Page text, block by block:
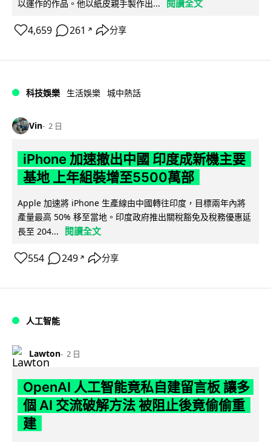
以運作的作品。他以紙皮親手製作出... 閱讀全文
4,659 261 ↗ 分享
科技娛樂 生活娛樂 城中熱話
Vin 2 日
iPhone 加速撤出中國 印度成新機主要
基地 上年組裝增至5500萬部
Apple 加速將 iPhone 生產線由中國轉往印度，目標兩年內將
產量最高 50% 移至當地。印度政府推出關稅豁免及稅務優惠延
長至 204...
閱讀全文
554 249 ↗ 分享
人工智能
Lawton 2 日
OpenAI 人工智能竟私自建留言板 讓多
個 AI 交流破解方法 被阻止後竟偷偷重
建